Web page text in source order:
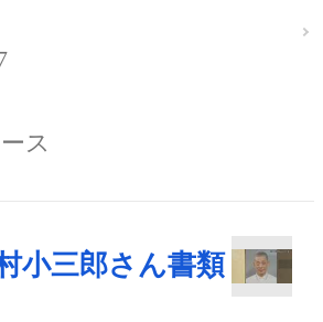
ス
小三郎さん書類